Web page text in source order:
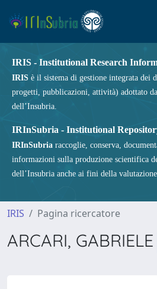
IRIS - Institutional Research
IRIS è il sistema di gestione integrata dei
progetti, pubblicazioni, attività) adottato
dell’Insubria.
IRInSubria - Institutional
IRInSubria raccoglie, conserva,
informazioni sulla produzione scientifica
dell’Insubria anche ai fini della
IRIS Pagina ricercatore
ARCARI, GABRIELE